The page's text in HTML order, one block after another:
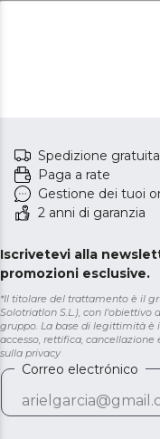
Spedizione
Paga a rate
Gestione dei tuoi
2 anni di garanzia
Iscrivetevi alla
promozioni esclusive.
*Il titolare del trattamento è il
Solotriatlon S.L.), con
gruppo. La base di legittimità è
accesso, rettifica,
sulla privacy
Correo electrónico